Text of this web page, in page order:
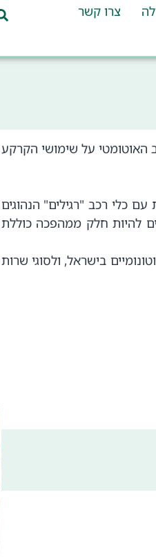
צרו קשר
האוטומטי על שימושי הקרקע
כלי רכב "רגילים" הנהוגים
להיות חלק ממהפכה כוללת
בישראל, ולסוגי שרות